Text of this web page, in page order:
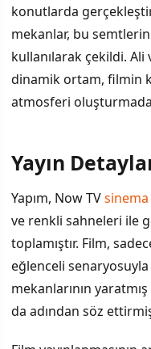
konutlarda
mekanlar, bu
kullanılarak çekildi. Ali
dinamik ortam, filmin
atmosferi
Yayın
Yapım, Now TVsinema
ve renkli sahneleri ile
toplamıştır. Film,
eğlenceli
mekanlarının
da adından söz